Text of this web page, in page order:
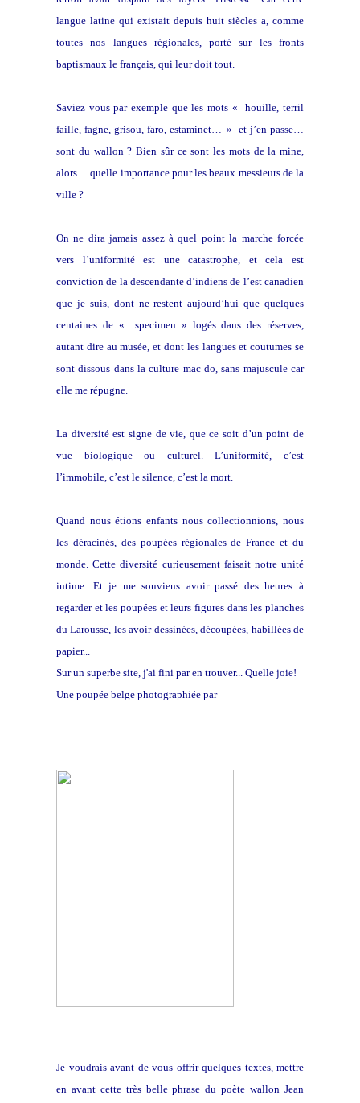
langue latine qui existait depuis huit siècles a, comme
toutes nos langues régionales, porté sur les fronts
baptismaux le français, qui leur doit tout.
Saviez vous par exemple que les mots « houille, terril
faille, fagne, grisou, faro, estaminet…
» et j’en passe…
sont du wallon ? Bien sûr ce sont les mots de la mine,
alors… quelle importance pour les beaux messieurs de la
ville ?
On ne dira jamais assez à quel point la marche forcée
vers l’uniformité est une catastrophe, et cela est
conviction de la descendante d’indiens de l’est canadien
que je suis, dont ne restent aujourd’hui que quelques
centaines de « specimen » logés dans des réserves,
autant dire au musée, et dont les langues et coutumes se
sont dissous dans la culture mac do, sans majuscule car
elle me répugne.
La diversité est signe de vie, que ce soit d’un point de
vue biologique ou culturel. L’uniformité, c’est
l’immobile, c’est le silence, c’est la mort.
Quand nous étions enfants nous collectionnions, nous
les déracinés, des poupées régionales de France et du
monde. Cette diversité curieusement faisait notre unité
intime. Et je me souviens avoir passé des heures à
regarder et les poupées et leurs figures dans les planches
du Larousse, les avoir dessinées, découpées, habillées de
papier...
Sur un superbe site, j'ai fini par en trouver... Quelle joie!
Une poupée belge photographiée par
Je voudrais avant de vous offrir quelques textes, mettre
en avant cette très belle phrase du poète wallon Jean